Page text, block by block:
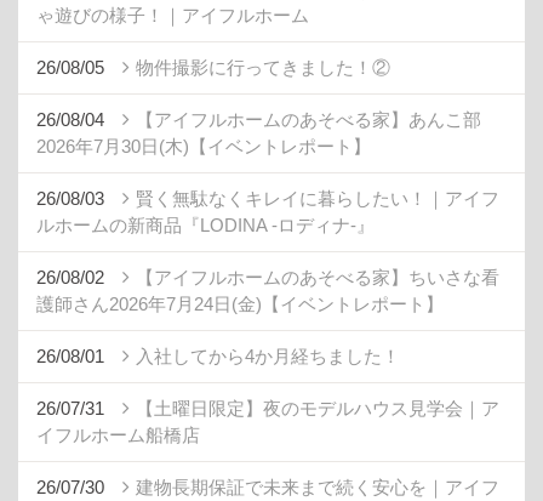
ゃ遊びの様子！｜アイフルホーム
26/08/05 物件撮影に行ってきました！②
26/08/04
【アイフルホームのあそべる家】あんこ部
2026年7月30日(木)【イベントレポート】
26/08/03
賢く無駄なくキレイに暮らしたい！｜アイフ
ルホームの新商品『LODINA -ロディナ-』
26/08/02
【アイフルホームのあそべる家】ちいさな看
護師さん2026年7月24日(金)【イベントレポート】
26/08/01 入社してから4か月経ちました！
26/07/31
【土曜日限定】夜のモデルハウス見学会｜ア
イフルホーム船橋店
26/07/30
建物長期保証で未来まで続く安心を｜アイフ